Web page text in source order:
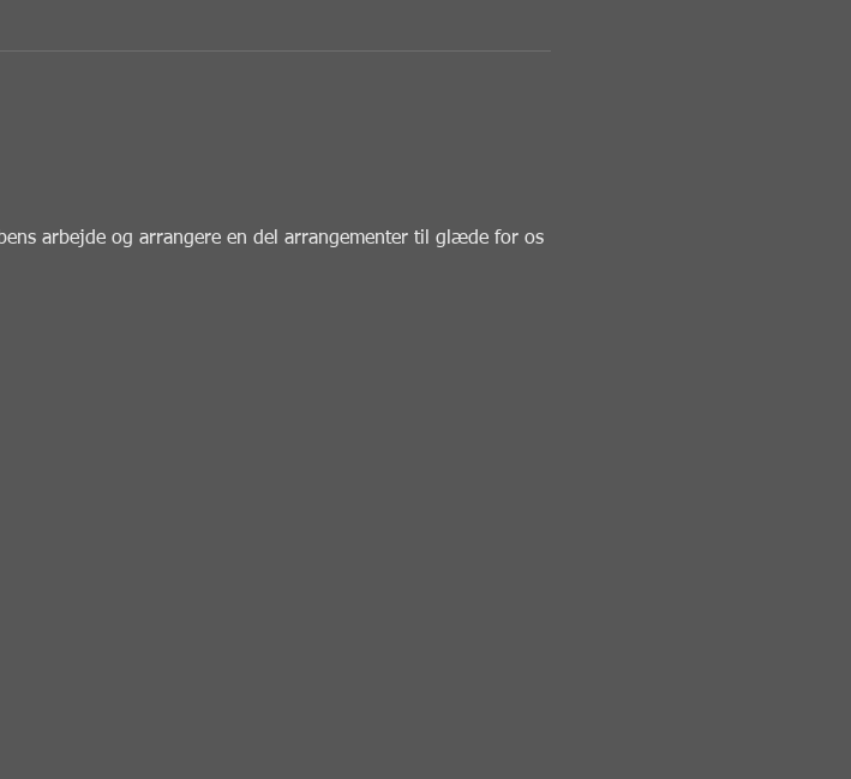
arbejde og arrangere en del arrangementer til glæde for os